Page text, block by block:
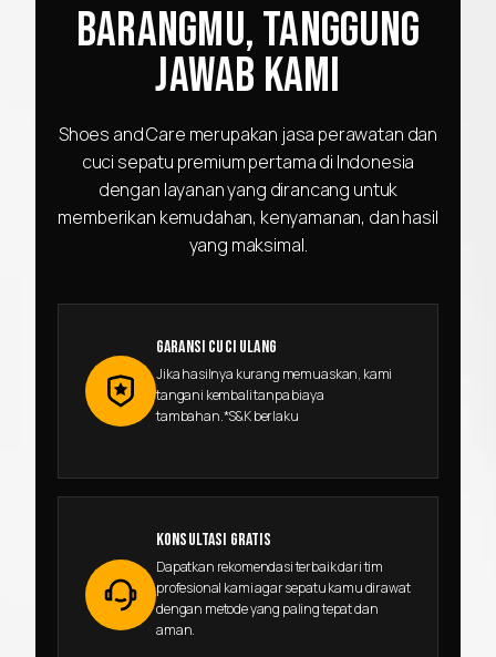
BARANGMU, TANGGUNG
JAWAB KAMI
Shoes and Care merupakan jasa perawatan dan
cuci sepatu premium pertama di Indonesia
dengan layanan yang dirancang untuk
memberikan kemudahan, kenyamanan, dan hasil
yang maksimal.
GARANSI CUCI ULANG
Jika hasilnya kurang memuaskan, kami
tangani kembali tanpa biaya
tambahan.*S&K berlaku
KONSULTASI GRATIS
Dapatkan rekomendasi terbaik dari tim
profesional kami agar sepatu kamu dirawat
dengan metode yang paling tepat dan
aman.